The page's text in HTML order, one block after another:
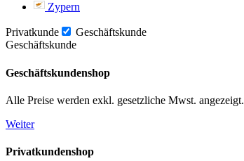
Zypern
Privatkunde
Geschäftskunde
Geschäftskunde
Geschäftskundenshop
Alle Preise werden exkl. gesetzliche Mwst. angezeigt.
Weiter
Privatkundenshop